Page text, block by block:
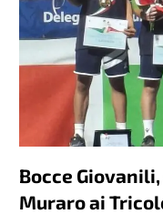
Bocce
Muraro ai